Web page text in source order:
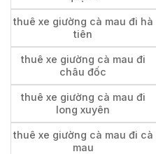
thuê xe giường cà mau đi hà
tiên
thuê xe giường cà mau đi
châu đốc
thuê xe giường cà mau đi
long xuyên
thuê xe giường cà mau đi cà
mau